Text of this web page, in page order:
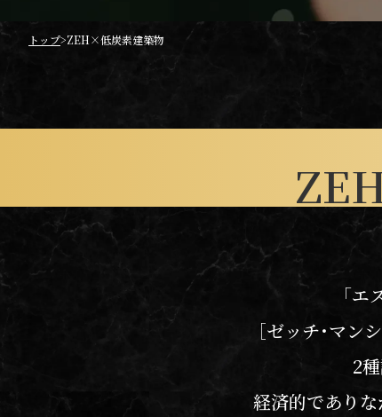
トップ ZEH×低炭素建築物
「
［ゼッチ・マン
2
経済的でありな